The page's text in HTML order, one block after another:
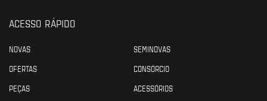
ACESSO RÁPIDO
NOVAS
SEMINOVAS
OFERTAS
CONSÓRCIO
PEÇAS
ACESSÓRIOS